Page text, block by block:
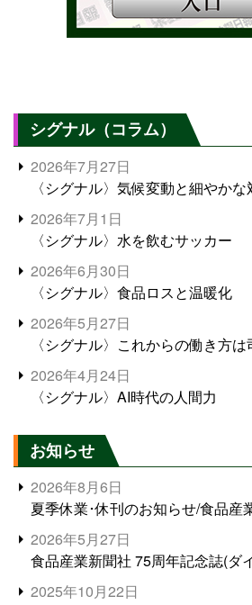
シグナル（コラム）
2026年7月27日
〈シグナル〉気候変動と細やかな
2026年7月1日
〈シグナル〉水を飲むサッカー
2026年6月30日
〈シグナル〉食品ロスと温暖化
2026年5月27日
〈シグナル〉これからの働き方は
2026年4月24日
〈シグナル〉AI時代の人間力
お知らせ
2026年8月6日
夏季休業･休刊のお知らせ/食品産
2026年5月27日
食品産業新聞社 75周年記念誌(ダ
2025年10月22日